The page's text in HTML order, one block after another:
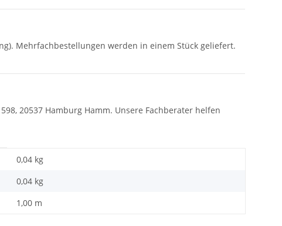
Mehrfachbestellungen werden in einem Stück geliefert.
20537 Hamburg Hamm. Unsere Fachberater helfen
0,04 kg
0,04 kg
1,00 m